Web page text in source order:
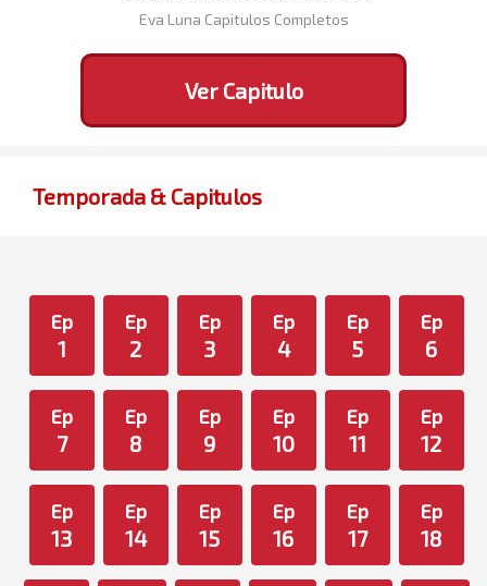
Eva Luna Capitulos Completos
Ver Capitulo
Temporada & Capitulos
Ep
1
Ep
2
Ep
3
Ep
4
Ep
5
Ep
6
Ep
7
Ep
8
Ep
9
Ep
10
Ep
11
Ep
12
Ep
13
Ep
14
Ep
15
Ep
16
Ep
17
Ep
18